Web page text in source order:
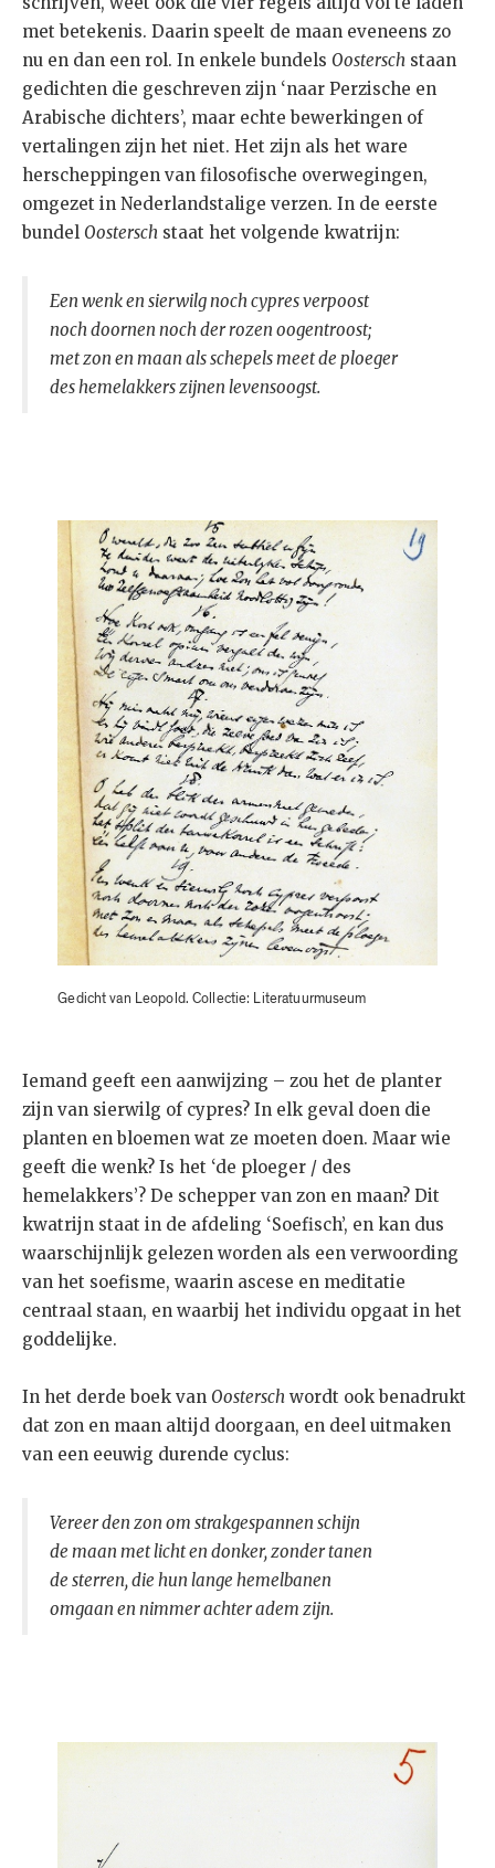
met betekenis. Daarin speelt de maan eveneens zo
nu en dan een rol. In enkele bundels Oostersch staan
gedichten die geschreven zijn ‘naar Perzische en
Arabische dichters’, maar echte bewerkingen of
vertalingen zijn het niet. Het zijn als het ware
herscheppingen van filosofische overwegingen,
omgezet in Nederlandstalige verzen. In de eerste
bundel Oostersch staat het volgende kwatrijn:
Een wenk en sierwilg noch cypres verpoost
noch doornen noch der rozen oogentroost;
met zon en maan als schepels meet de ploeger
des hemelakkers zijnen levensoogst.
Gedicht van Leopold. Collectie: Literatuurmuseum
Iemand geeft een aanwijzing – zou het de planter
zijn van sierwilg of cypres? In elk geval doen die
planten en bloemen wat ze moeten doen. Maar wie
geeft die wenk? Is het ‘de ploeger / des
hemelakkers’? De schepper van zon en maan? Dit
kwatrijn staat in de afdeling ‘Soefisch’, en kan dus
waarschijnlijk gelezen worden als een verwoording
van het soefisme, waarin ascese en meditatie
centraal staan, en waarbij het individu opgaat in het
goddelijke.
In het derde boek van Oostersch wordt ook benadrukt
dat zon en maan altijd doorgaan, en deel uitmaken
van een eeuwig durende cyclus:
Vereer den zon om strakgespannen schijn
de maan met licht en donker, zonder tanen
de sterren, die hun lange hemelbanen
omgaan en nimmer achter adem zijn.